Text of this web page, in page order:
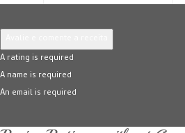
A rating is required
A name is required
An email is required